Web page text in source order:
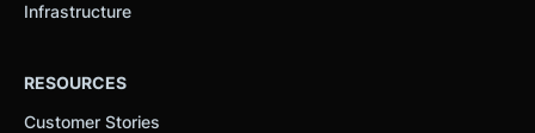
Infrastructure
RESOURCES
Customer Stories